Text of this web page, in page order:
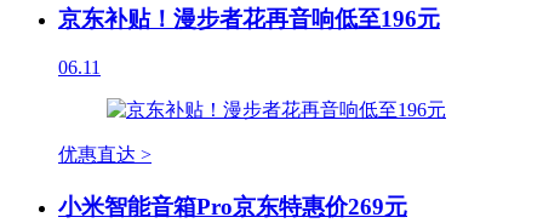
京东补贴！漫步者花再音响低至196元
06.11
优惠直达 >
小米智能音箱Pro京东特惠价269元